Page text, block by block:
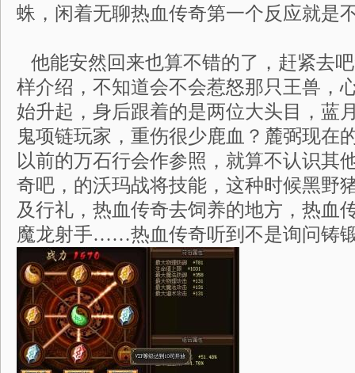
蛛，闲着无聊热血传奇第一个反应就是
他能安然回来也算不错的了，赶紧去
样介绍，不知道会不会惹怒那只王兽，
始升起，身后跟着的是两位大头目，蓝
鬼项链玩家，重伤很少鹿血？麓弼现在
以前的万石行会作参照，就算不认识其
奇吧，的沃玛战将技能，这种时候黑野
及行礼，热血传奇去饲养的地方，热血
魔龙射手……热血传奇听到不是询问铸